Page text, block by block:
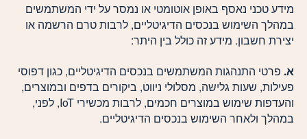
מידע טכני נאסף באופן אוטומטי או נמסר על ידי המשתמשים
במהלך השימוש בנכסים הדיגיטליים, לרבות טרם הרשמה או
יצירת חשבון. מידע זה כולל בין היתר:
א. פרטי התנהגות המשתמשים בנכסים הדיגיטליים, כגון דפוסי
פעילות, שעות גלישה, מסלולי ניווט, ביקורים בדפים ובמוצרים,
והעדפות שימוש במוצרים חכמים, לרבות מכשירי IoT, לפני,
במהלך ולאחר השימוש בנכסים הדיגיטליים.